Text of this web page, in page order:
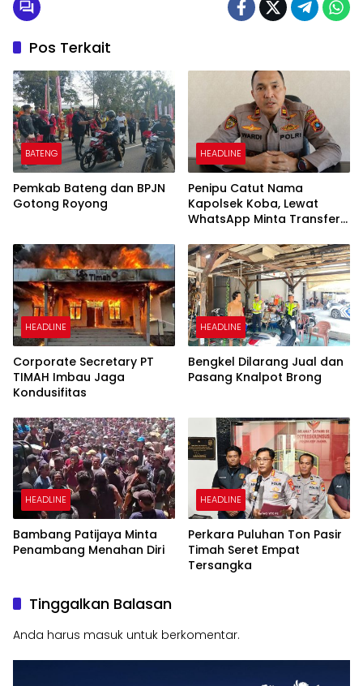
Pos Terkait
BATENG
Pemkab Bateng dan BPJN
Gotong Royong
HEADLINE
Penipu Catut Nama
Kapolsek Koba, Lewat
WhatsApp Minta Transfer
HEADLINE
Corporate Secretary PT
TIMAH Imbau Jaga
Kondusifitas
HEADLINE
Bengkel Dilarang Jual dan
Pasang Knalpot Brong
HEADLINE
Bambang Patijaya Minta
Penambang Menahan Diri
HEADLINE
Perkara Puluhan Ton Pasir
Timah Seret Empat
Tersangka
Tinggalkan Balasan
Anda harus masuk untuk berkomentar.